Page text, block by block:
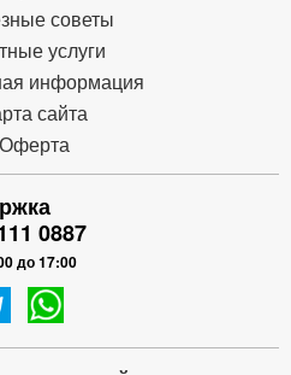
советы
услуги
информация
сайта
Оферта
0887
до 17:00